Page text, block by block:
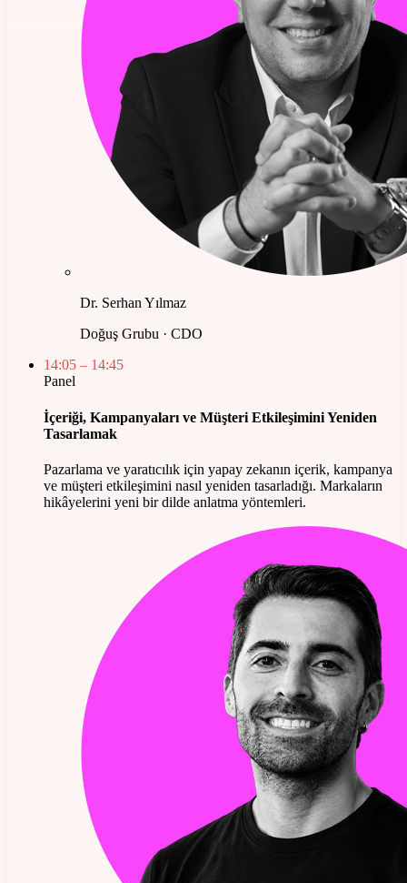
Dr. Serhan Yılmaz
Doğuş Grubu · CDO
14:05 – 14:45
Panel
İçeriği, Kampanyaları ve Müşteri Etkileşimini Yeniden
Tasarlamak
Pazarlama ve yaratıcılık için yapay zekanın içerik, kampanya
ve müşteri etkileşimini nasıl yeniden tasarladığı. Markaların
hikâyelerini yeni bir dilde anlatma yöntemleri.